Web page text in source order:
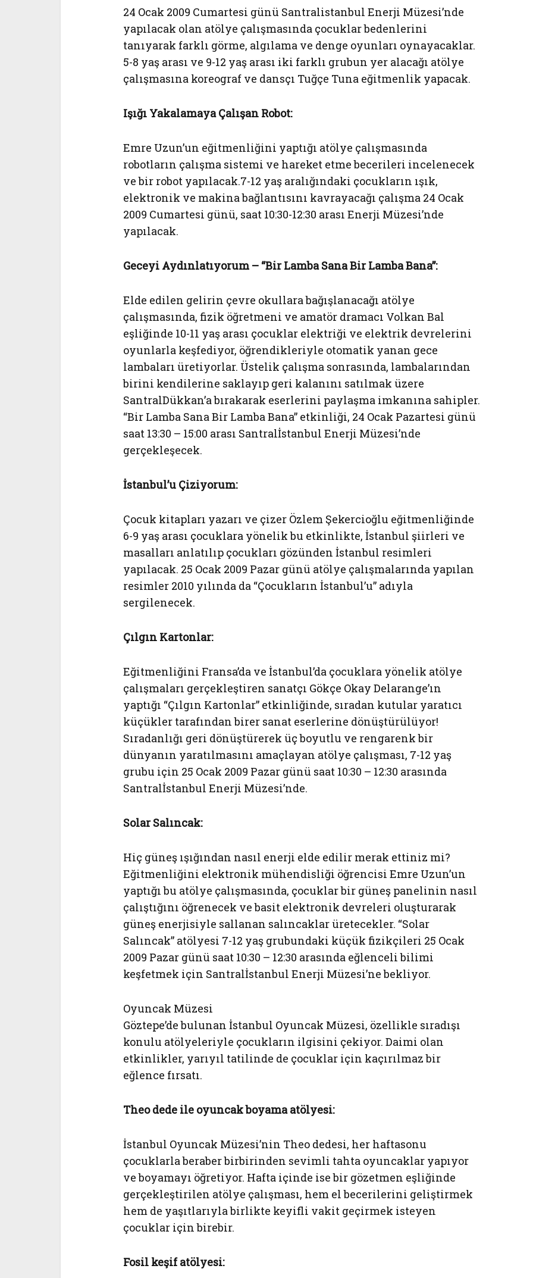
24 Ocak 2009 Cumartesi günü Santralistanbul Enerji Müzesi’nde
yapılacak olan atölye çalışmasında çocuklar bedenlerini
tanıyarak farklı görme, algılama ve denge oyunları oynayacaklar.
5-8 yaş arası ve 9-12 yaş arası iki farklı grubun yer alacağı atölye
çalışmasına koreograf ve dansçı Tuğçe Tuna eğitmenlik yapacak.
Işığı Yakalamaya Çalışan Robot:
Emre Uzun’un eğitmenliğini yaptığı atölye çalışmasında
robotların çalışma sistemi ve hareket etme becerileri incelenecek
ve bir robot yapılacak.7-12 yaş aralığındaki çocukların ışık,
elektronik ve makina bağlantısını kavrayacağı çalışma 24 Ocak
2009 Cumartesi günü, saat 10:30-12:30 arası Enerji Müzesi’nde
yapılacak.
Geceyi Aydınlatıyorum – “Bir Lamba Sana Bir Lamba Bana”:
Elde edilen gelirin çevre okullara bağışlanacağı atölye
çalışmasında, fizik öğretmeni ve amatör dramacı Volkan Bal
eşliğinde 10-11 yaş arası çocuklar elektriği ve elektrik devrelerini
oyunlarla keşfediyor, öğrendikleriyle otomatik yanan gece
lambaları üretiyorlar. Üstelik çalışma sonrasında, lambalarından
birini kendilerine saklayıp geri kalanını satılmak üzere
SantralDükkan’a bırakarak eserlerini paylaşma imkanına sahipler.
“Bir Lamba Sana Bir Lamba Bana” etkinliği, 24 Ocak Pazartesi günü
saat 13:30 – 15:00 arası Santralİstanbul Enerji Müzesi’nde
gerçekleşecek.
İstanbul’u Çiziyorum:
Çocuk kitapları yazarı ve çizer Özlem Şekercioğlu eğitmenliğinde
6-9 yaş arası çocuklara yönelik bu etkinlikte, İstanbul şiirleri ve
masalları anlatılıp çocukları gözünden İstanbul resimleri
yapılacak. 25 Ocak 2009 Pazar günü atölye çalışmalarında yapılan
resimler 2010 yılında da “Çocukların İstanbul’u” adıyla
sergilenecek.
Çılgın Kartonlar:
Eğitmenliğini Fransa’da ve İstanbul’da çocuklara yönelik atölye
çalışmaları gerçekleştiren sanatçı Gökçe Okay Delarange’ın
yaptığı “Çılgın Kartonlar” etkinliğinde, sıradan kutular yaratıcı
küçükler tarafından birer sanat eserlerine dönüştürülüyor!
Sıradanlığı geri dönüştürerek üç boyutlu ve rengarenk bir
dünyanın yaratılmasını amaçlayan atölye çalışması, 7-12 yaş
grubu için 25 Ocak 2009 Pazar günü saat 10:30 – 12:30 arasında
Santralİstanbul Enerji Müzesi’nde.
Solar Salıncak:
Hiç güneş ışığından nasıl enerji elde edilir merak ettiniz mi?
Eğitmenliğini elektronik mühendisliği öğrencisi Emre Uzun’un
yaptığı bu atölye çalışmasında, çocuklar bir güneş panelinin nasıl
çalıştığını öğrenecek ve basit elektronik devreleri oluşturarak
güneş enerjisiyle sallanan salıncaklar üretecekler. “Solar
Salıncak” atölyesi 7-12 yaş grubundaki küçük fizikçileri 25 Ocak
2009 Pazar günü saat 10:30 – 12:30 arasında eğlenceli bilimi
keşfetmek için Santralİstanbul Enerji Müzesi’ne bekliyor.
Oyuncak Müzesi
Göztepe’de bulunan İstanbul Oyuncak Müzesi, özellikle sıradışı
konulu atölyeleriyle çocukların ilgisini çekiyor. Daimi olan
etkinlikler, yarıyıl tatilinde de çocuklar için kaçırılmaz bir
eğlence fırsatı.
Theo dede ile oyuncak boyama atölyesi:
İstanbul Oyuncak Müzesi’nin Theo dedesi, her haftasonu
çocuklarla beraber birbirinden sevimli tahta oyuncaklar yapıyor
ve boyamayı öğretiyor. Hafta içinde ise bir gözetmen eşliğinde
gerçekleştirilen atölye çalışması, hem el becerilerini geliştirmek
hem de yaşıtlarıyla birlikte keyifli vakit geçirmek isteyen
çocuklar için birebir.
Fosil keşif atölyesi: